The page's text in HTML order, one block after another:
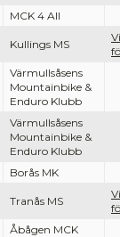
MCK 4 All
Kullings MS
Värmullsåsens
Mountainbike &
Enduro Klubb
Värmullsåsens
Mountainbike &
Enduro Klubb
Borås MK
Tranås MS
Åbågen MCK